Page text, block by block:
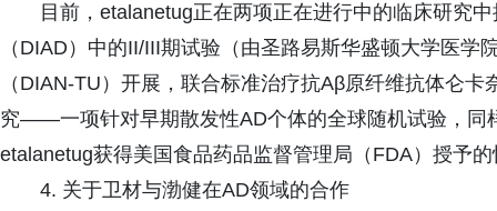
目前，etalanetug正在两项正在进行中的临床研究
（DIAD）中的II/III期试验（由圣路易斯华盛顿大学医
（DIAN-TU）开展，联合标准治疗抗Aβ原纤维抗体仑
究——一项针对早期散发性AD个体的全球随机试验，同
etalanetug获得美国食品药品监督管理局（FDA）授予
4. 关于卫材与渤健在AD领域的合作